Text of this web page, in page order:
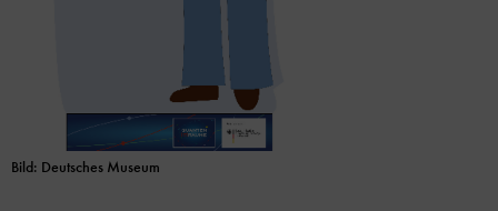
Bild: Deutsches Museum